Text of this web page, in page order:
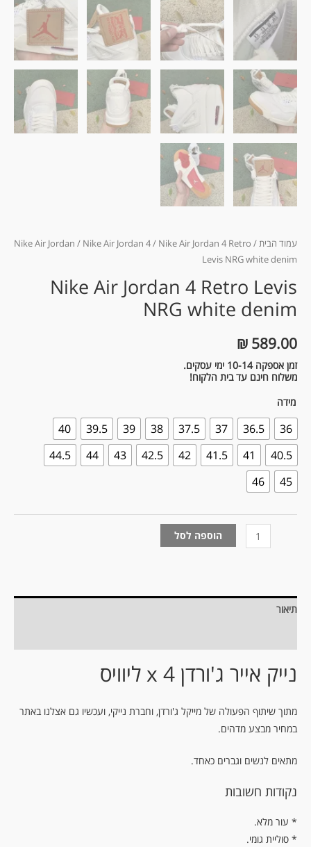
עמוד הבית/
Nike Air Jordan / Nike Air Jordan 4/ Nike Air Jordan 4 Retro
Levis NRG white denim
Nike Air Jordan 4 Retro Levis
NRG white denim
₪ 589.00
זמן אספקה 10-14 ימי עסקים.
משלוח חינם עד בית הלקוח!
מידה
36
36.5
37
37.5
38
39
39.5
40
40.5
41
41.5
42
42.5
43
44
44.5
45
46
הוספה לסל
תיאור
נייק אייר ג'ורדן 4 x ליוויס
מתוך שיתוף הפעולה של מייקל ג'ורדן, וחברת נייקי, ועכשיו גם אצלנו באתר
במחיר מבצע מדהים.
מתאים לנשים וגברים כאחד.
נקודות חשובות
.עור מלא *
* סוליית גומי.